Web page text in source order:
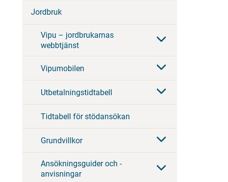
Jordbruk
Vipu – jordbrukarnas
webbtjänst
Vipumobilen
Utbetalningstidtabell
Tidtabell för stödansökan
Grundvillkor
Ansökningsguider och -
anvisningar